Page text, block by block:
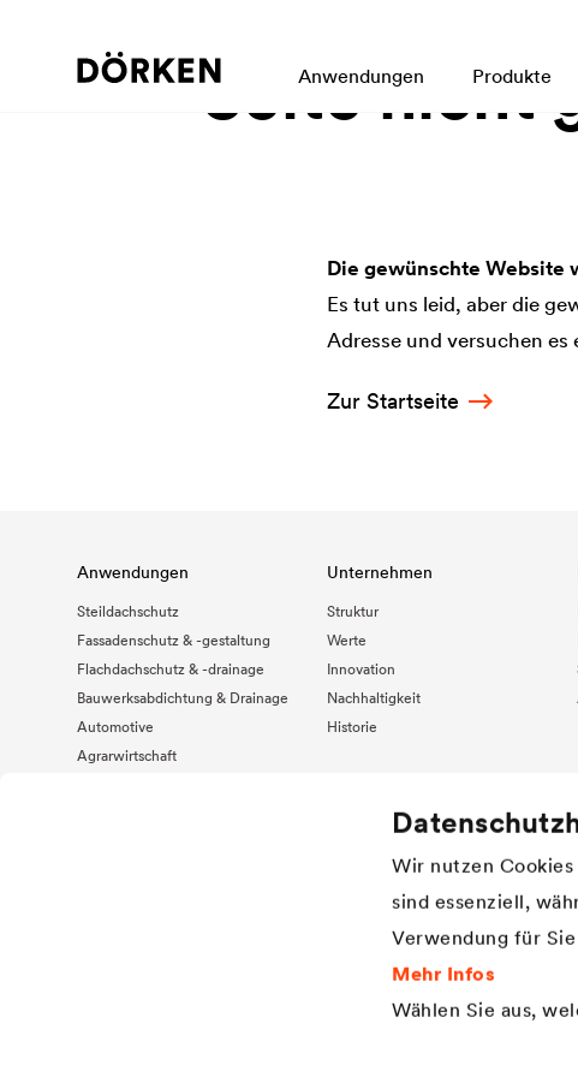
Wir nutzen
sind essenziell,
Verwendung für
Mehr Infos
Wählen Sie aus,
Anwendungen Produkte
Seite nicht
Die gewünschte Website
Es tut uns leid, aber die
Adresse und versuchen
Zur Startseite
Anwendungen
Steildachschutz
Fassadenschutz & -gestaltung
Flachdachschutz & -drainage
Bauwerksabdichtung & Drainage
Automotive
Agrarwirtschaft
Unternehmen
Struktur
Werte
Innovation
Nachhaltigkeit
Historie